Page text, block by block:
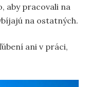
aby pracovali na
na ostatných.
ani v práci,